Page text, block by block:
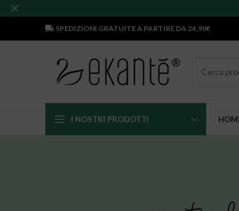
SPEDIZIONI GRATUITE A PARTIRE DA 24,90€
I NOSTRI PRODOTTI